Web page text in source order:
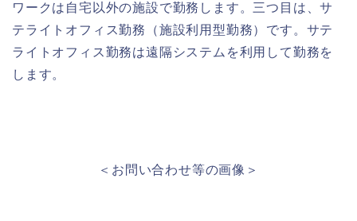
ワークは自宅以外の施設で勤務します。三つ目は、サ
テライトオフィス勤務（施設利用型勤務）です。サテ
ライトオフィス勤務は遠隔システムを利用して勤務を
します。
＜お問い合わせ等の画像＞